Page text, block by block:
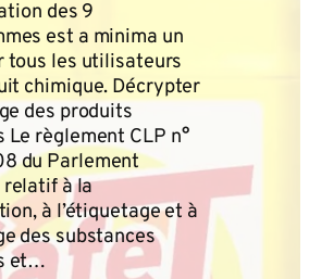
des 9
est a minima un
tous les utilisateurs
chimique. Décrypter
des produits
Le règlement CLP n°
du Parlement
relatif à la
à l’étiquetage et à
des substances
et…